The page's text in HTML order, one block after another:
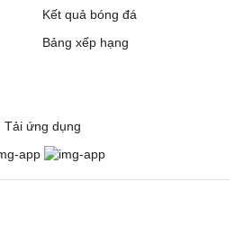
Kết quả bóng đá
Bảng xếp hạng
Tải ứng dụng